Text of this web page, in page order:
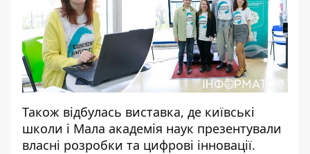
Також відбулась виставка, де київські
школи і Мала академія наук презентували
власні розробки та цифрові інновації.